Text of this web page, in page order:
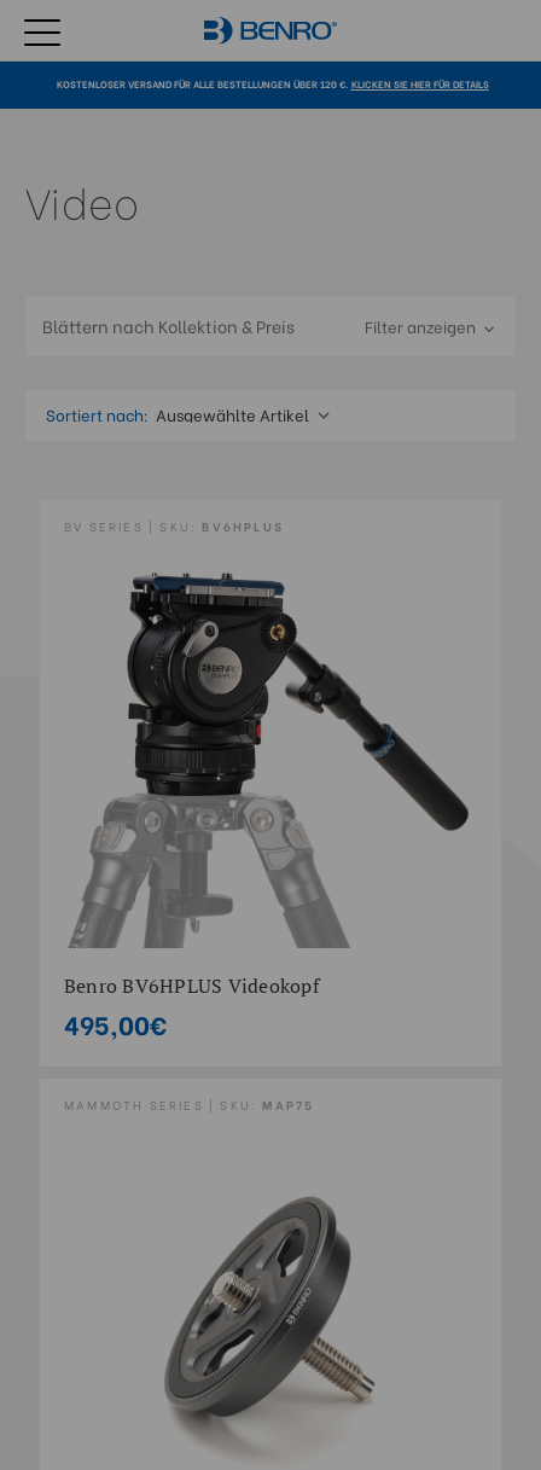
KOSTENLOSER VERSAND FÜR ALLE BESTELLUNGEN ÜBER 120 €. KLICKEN SIE HIER FÜR DETAILS
Video
Blättern nach Kollektion & Preis Filter anzeigen
Sortiert nach:
BV SERIES | SKU: BV6HPLUS
Benro BV6HPLUS Videokopf
495,00€
MAMMOTH SERIES | SKU: MAP75